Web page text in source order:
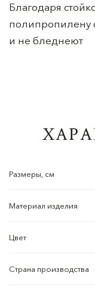
Благодаря
полипропилену
и не бледнеют
Размеры, см
Материал изделия
Цвет
Страна производства